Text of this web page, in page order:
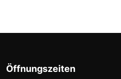
Öffnungszeiten